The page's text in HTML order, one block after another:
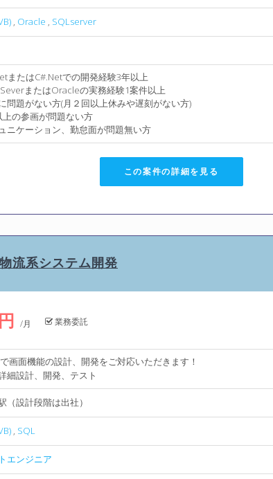
, Oracle , SQLserver
またはC#.Netでの開発経験3年以上
SeverまたはOracleの実務経験1案件以上
問題がない方(月２回以上休みや遅刻がない方)
上の参画が問題ない方
ニケーション、勤怠面が問題無い方
この案件の詳細を見る
物流系システム開発
/月 業務委託
画面機能の設計、開発をご対応いただきます！
細設計、開発、テスト
（設計段階は出社）
, SQL
エンジニア